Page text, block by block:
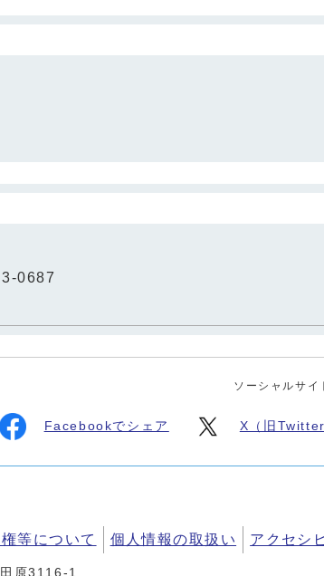
0687
ソーシャルサイ
Facebookでシェア X（旧
等について 個人情報の取扱い アクセシ
原3116-1